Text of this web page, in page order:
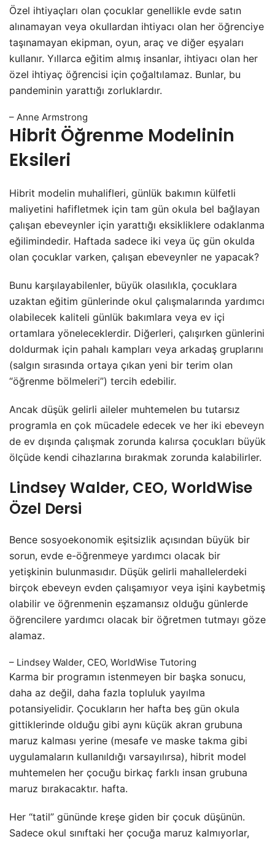
Özel ihtiyaçları olan çocuklar genellikle evde satın
alınamayan veya okullardan ihtiyacı olan her öğrenciye
taşınamayan ekipman, oyun, araç ve diğer eşyaları
kullanır. Yıllarca eğitim almış insanlar, ihtiyacı olan her
özel ihtiyaç öğrencisi için çoğaltılamaz. Bunlar, bu
pandeminin yarattığı zorluklardır.
– Anne Armstrong
Hibrit Öğrenme Modelinin
Eksileri
Hibrit modelin muhalifleri, günlük bakımın külfetli
maliyetini hafifletmek için tam gün okula bel bağlayan
çalışan ebeveynler için yarattığı eksikliklere odaklanma
eğilimindedir. Haftada sadece iki veya üç gün okulda
olan çocuklar varken, çalışan ebeveynler ne yapacak?
Bunu karşılayabilenler, büyük olasılıkla, çocuklara
uzaktan eğitim günlerinde okul çalışmalarında yardımcı
olabilecek kaliteli günlük bakımlara veya ev içi
ortamlara yöneleceklerdir. Diğerleri, çalışırken günlerini
doldurmak için pahalı kampları veya arkadaş gruplarını
(salgın sırasında ortaya çıkan yeni bir terim olan
“öğrenme bölmeleri”) tercih edebilir.
Ancak düşük gelirli aileler muhtemelen bu tutarsız
programla en çok mücadele edecek ve her iki ebeveyn
de ev dışında çalışmak zorunda kalırsa çocukları büyük
ölçüde kendi cihazlarına bırakmak zorunda kalabilirler.
Lindsey Walder, CEO, WorldWise
Özel Dersi
Bence sosyoekonomik eşitsizlik açısından büyük bir
sorun, evde e-öğrenmeye yardımcı olacak bir
yetişkinin bulunmasıdır. Düşük gelirli mahallelerdeki
birçok ebeveyn evden çalışamıyor veya işini kaybetmiş
olabilir ve öğrenmenin eşzamansız olduğu günlerde
öğrencilere yardımcı olacak bir öğretmen tutmayı göze
alamaz.
– Lindsey Walder, CEO, WorldWise Tutoring
Karma bir programın istenmeyen bir başka sonucu,
daha az değil, daha fazla topluluk yayılma
potansiyelidir. Çocukların her hafta beş gün okula
gittiklerinde olduğu gibi aynı küçük akran grubuna
maruz kalması yerine (mesafe ve maske takma gibi
uygulamaların kullanıldığı varsayılırsa), hibrit model
muhtemelen her çocuğu birkaç farklı insan grubuna
maruz bırakacaktır. hafta.
Her “tatil” gününde kreşe giden bir çocuk düşünün.
Sadece okul sınıftaki her çocuğa maruz kalmıyorlar,